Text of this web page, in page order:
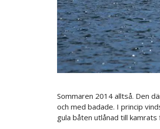
Sommaren 2014 alltså. Den
och med badade. I princip
gula båten utlånad till